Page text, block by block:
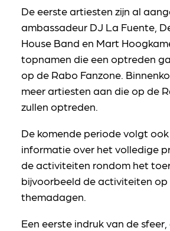
De eerste artiesten zijn al
ambassadeur DJ La Fuente,
House Band en Mart
topnamen die een optreden
op de Rabo Fanzone.
meer artiesten aan die op de
zullen optreden.
De komende periode volgt
informatie over het volledige
de activiteiten rondom het
bijvoorbeeld de activiteiten op
themadagen.
Een eerste indruk van de